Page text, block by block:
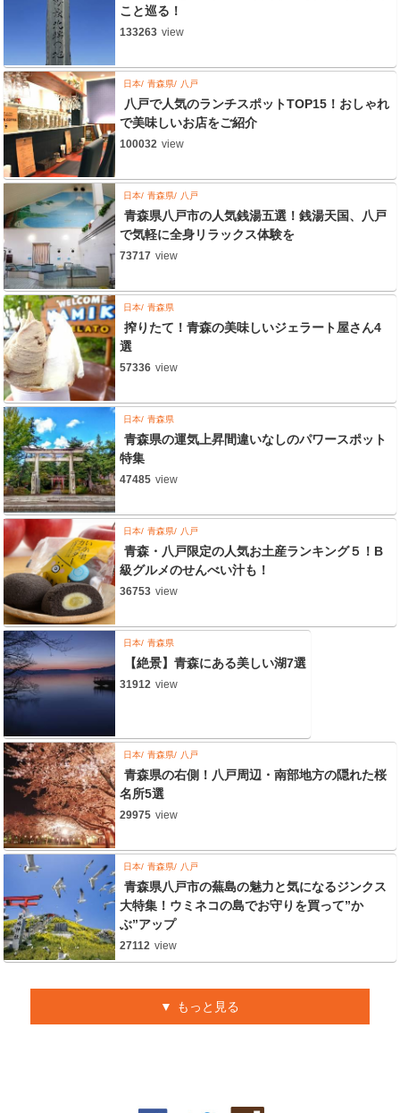
こと巡る！
133263 view
日本 青森県 八戸
八戸で人気のランチスポットTOP15！おしゃれ
で美味しいお店をご紹介
100032 view
日本 青森県 八戸
青森県八戸市の人気銭湯五選！銭湯天国、八戸
で気軽に全身リラックス体験を
73717 view
日本 青森県
搾りたて！青森の美味しいジェラート屋さん4
選
57336 view
日本 青森県
青森県の運気上昇間違いなしのパワースポット
特集
47485 view
日本 青森県 八戸
青森・八戸限定の人気お土産ランキング５！B
級グルメのせんべい汁も！
36753 view
日本 青森県
【絶景】青森にある美しい湖7選
31912 view
日本 青森県 八戸
青森県の右側！八戸周辺・南部地方の隠れた桜
名所5選
29975 view
日本 青森県 八戸
青森県八戸市の蕪島の魅力と気になるジンクス
大特集！ウミネコの島でお守りを買って”か
ぶ”アップ
27112 view
もっと見る